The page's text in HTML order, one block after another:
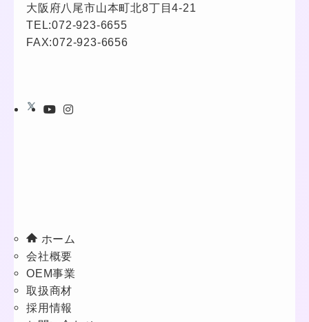
大阪府八尾市山本町北8丁目4-21
TEL:072-923-6655
FAX:072-923-6656
ホーム
会社概要
OEM事業
取扱商材
採用情報